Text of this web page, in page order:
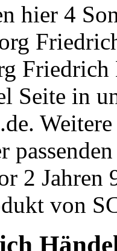
hier 4
Seite in
2 Jahren
von